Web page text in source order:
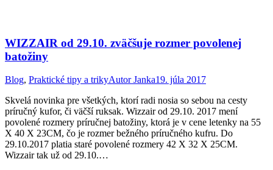
WIZZAIR od 29.10. zväčšuje rozmer povolenej
batožiny
Blog, Praktické tipy a trikyAutorJanka19. júla 2017
Skvelá novinka pre všetkých, ktorí radi nosia so sebou na cesty
príručný kufor, či väčší ruksak. Wizzair od 29.10. 2017 mení
povolené rozmery príručnej batožiny, ktorá je v cene letenky na 55
X 40 X 23CM, čo je rozmer bežného príručného kufru. Do
29.10.2017 platia staré povolené rozmery 42 X 32 X 25CM.
Wizzair tak už od 29.10.…